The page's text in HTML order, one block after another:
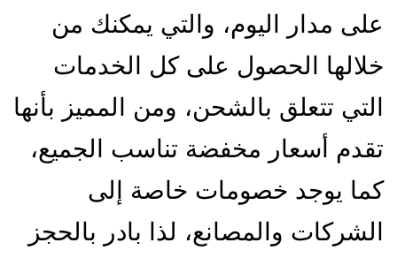
على مدار اليوم، والتي يمكنك من
خلالها الحصول على كل الخدمات
التي تتعلق بالشحن، ومن المميز بأنها
تقدم أسعار مخفضة تناسب الجميع،
كما يوجد خصومات خاصة إلى
الشركات والمصانع، لذا بادر بالحجز